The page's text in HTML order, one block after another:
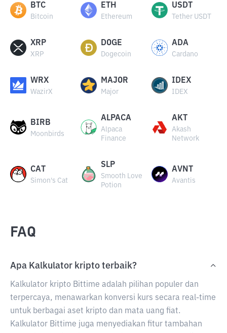
BTC
Bitcoin
ETH
Ethereum
USDT
Tether USDT
XRP
XRP
DOGE
Dogecoin
ADA
Cardano
WRX
WazirX
MAJOR
Major
IDEX
IDEX
BIRB
Moonbirds
ALPACA
Alpaca
Finance
AKT
Akash
Network
CAT
Simon's Cat
SLP
Smooth Love
Potion
AVNT
Avantis
FAQ
Apa Kalkulator kripto terbaik?
Kalkulator kripto Bittime adalah pilihan populer dan
terpercaya, menawarkan konversi kurs secara real-time
untuk berbagai aset kripto dan mata uang fiat.
Kalkulator Bittime juga menyediakan fitur tambahan